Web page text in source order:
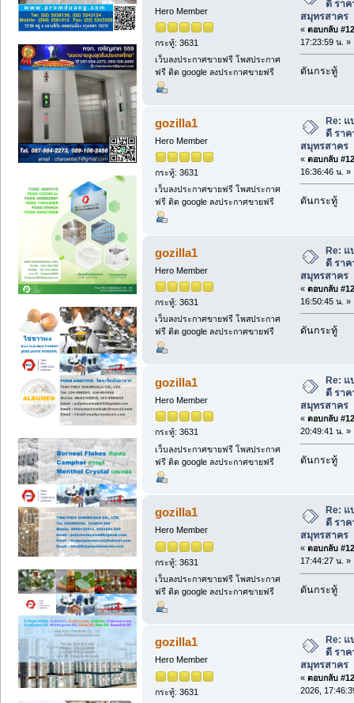
Hero Member
กระทู้: 3631
เว็บลงประกาศขายฟรี โพสประกาศ
ฟรี ติด google ลงประกาศขายฟรี
ดี รา
สมุทรสาคร
« ตอบกลับ
17:23:59 น. »
ดันกระทู้
gozilla1
Hero Member
กระทู้: 3631
เว็บลงประกาศขายฟรี โพสประกาศ
ฟรี ติด google ลงประกาศขายฟรี
Re: แ
ดี ราค
สมุทรสาคร
« ตอบกลับ
16:36:46 น. »
ดันกระทู้
gozilla1
Hero Member
กระทู้: 3631
เว็บลงประกาศขายฟรี โพสประกาศ
ฟรี ติด google ลงประกาศขายฟรี
Re:
ดี รา
สมุทรสาคร
« ตอบกลับ
16:50:45 น. »
ดันกระทู้
gozilla1
Hero Member
กระทู้: 3631
เว็บลงประกาศขายฟรี โพสประกาศ
ฟรี ติด google ลงประกาศขายฟรี
Re:
ดี ราค
สมุทรสาคร
« ตอบกลับ
20:49:41 น. »
ดันกระทู้
gozilla1
Hero Member
กระทู้: 3631
เว็บลงประกาศขายฟรี โพสประกาศ
ฟรี ติด google ลงประกาศขายฟรี
Re:
ดี รา
สมุทรสาคร
« ตอบกลับ
17:44:27 น. »
ดันกระทู้
gozilla1
Hero Member
กระทู้: 3631
Re:
ดี ราค
สมุทรสาคร
« ตอบกลับ
2026,